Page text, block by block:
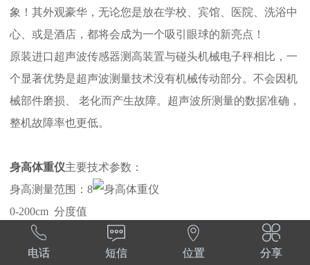
象！其外观豪华，无论您是放在学校、宾馆、医院、洗浴中
心、或是酒店，都将会成为一个吸引眼球的新亮点！
原装进口超声波传感器测高装置与碰头机械电子秤相比，一
个显著优势是超声波测量技术没有机械传动部分。不会因机
械部件磨损、 老化而产生故障。超声波所测量的数据准确，
整机故障率也更低。
身高体重仪主要技术参数：
身高测量范围：8
0-200cm 分度值
0.5 CM
体重测量范围：8

电话

短信

位置

分享